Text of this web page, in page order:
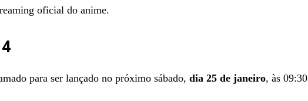
oficial do anime.
para ser lançado no próximo sábado, dia 25 de janeiro, às 09:30